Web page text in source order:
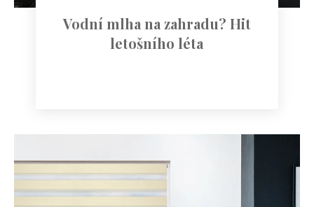
Vodní mlha na zahradu? Hit
letošního léta